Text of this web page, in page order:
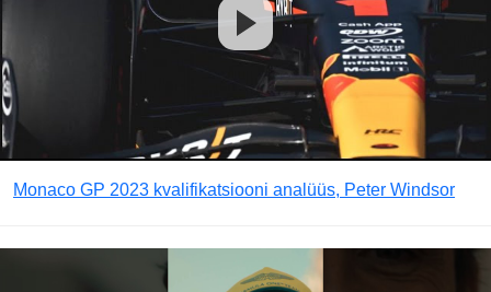
Monaco GP 2023 kvalifikatsiooni analüüs, Peter Windsor